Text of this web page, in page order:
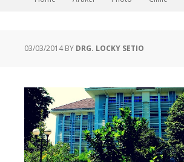
03/03/2014BY DRG. LOCKY SETIO